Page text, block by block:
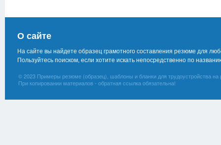
О сайте
На сайте вы найдете образец грамотного составления резюме для
Пользуйтесь поиском, если хотите искать непосредственно по
© 2023 Примеры резюме (образец), шаблоны и бланки для трудоустройства на
При копировании материалов - обратная ссылка обязательна!